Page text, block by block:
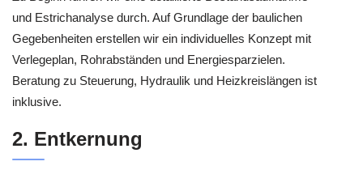
und Estrichanalyse durch. Auf Grundlage der baulichen
Gegebenheiten erstellen wir ein individuelles Konzept mit
Verlegeplan, Rohrabständen und Energiesparzielen.
Beratung zu Steuerung, Hydraulik und Heizkreislängen ist
inklusive.
2. Entkernung